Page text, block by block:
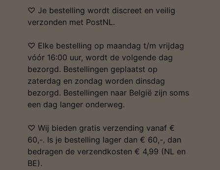
♡ Je bestelling wordt discreet en veilig
verzonden met PostNL.
♡ Elke bestelling op maandag t/m vrijdag
vóór 16:00 uur, wordt de volgende dag
bezorgd. Bestellingen geplaatst op
zaterdag en zondag worden dinsdag
bezorgd. Bestellingen naar België zijn soms
een dag langer onderweg.
♡ Wij bieden gratis verzending vanaf €
60,-. Is je bestelling lager dan € 60,-, dan
bedragen de verzendkosten € 4,99 (NL en
BE).